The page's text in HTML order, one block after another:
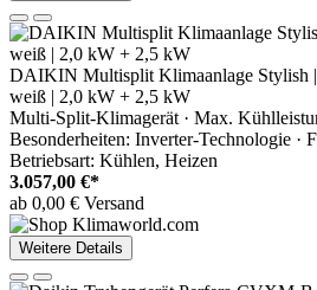
DAIKIN Multisplit Klimaanlage
weiß | 2,0 kW + 2,5 kW
Multi-Split-Klimagerät · Max.
Besonderheiten: Inverter-Technologie ·
Betriebsart: Kühlen, Heizen
3.057,00 €*
ab 0,00 € Versand
Weitere Details